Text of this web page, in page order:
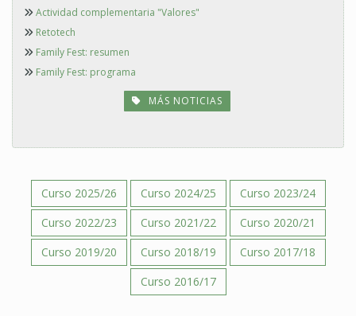
Actividad complementaria "Valores"
Retotech
Family Fest: resumen
Family Fest: programa
MÁS NOTICIAS
Curso 2025/26 Curso 2024/25
Curso 2023/24
Curso 2022/23
Curso 2021/22
Curso 2020/21
Curso 2019/20
Curso 2018/19
Curso 2017/18
Curso 2016/17